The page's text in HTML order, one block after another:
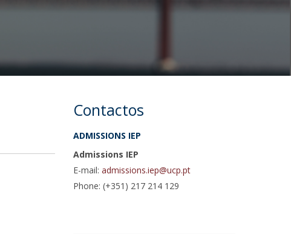
Contactos
ADMISSIONS IEP
Admissions IEP
E-mail:admissions.iep@ucp.pt
Phone: (+351) 217 214 129